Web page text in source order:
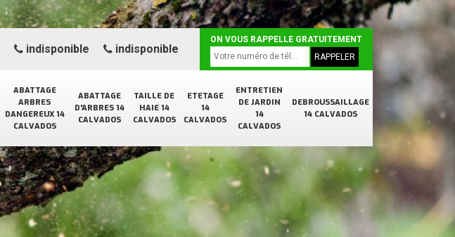
ABATTAGE
ARBRES
DANGEREUX 14
CALVADOS
ABATTAGE
D'ARBRES 14
CALVADOS
TAILLE DE
HAIE 14
CALVADOS
ETETAGE
14
CALVADOS
ENTRETIEN
DE JARDIN
14
CALVADOS
DEBROUSSAILLAGE
14 CALVADOS
indisponible indisponible
ON VOUS RAPPELLE GRATUITEMENT